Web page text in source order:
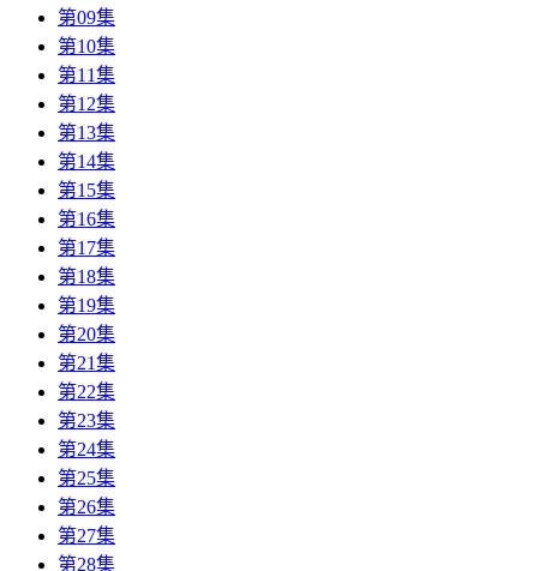
第09集
第10集
第11集
第12集
第13集
第14集
第15集
第16集
第17集
第18集
第19集
第20集
第21集
第22集
第23集
第24集
第25集
第26集
第27集
第28集